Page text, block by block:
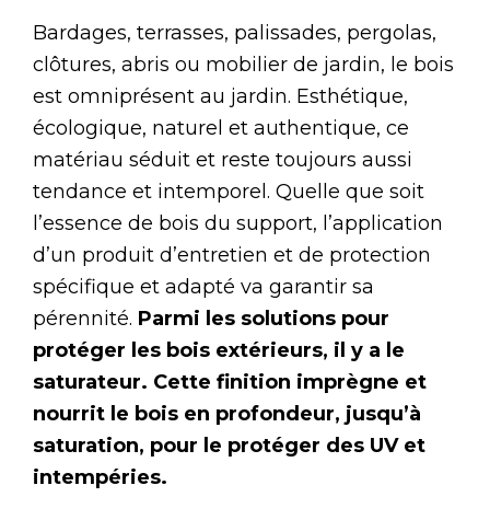
Bardages, terrasses, palissades, pergolas,
clôtures, abris ou mobilier de jardin, le bois
est omniprésent au jardin. Esthétique,
écologique, naturel et authentique, ce
matériau séduit et reste toujours aussi
tendance et intemporel. Quelle que soit
l’essence de bois du support, l’application
d’un produit d’entretien et de protection
spécifique et adapté va garantir sa
pérennité. Parmi les solutions pour
protéger les bois extérieurs, il y a le
saturateur. Cette finition imprègne et
nourrit le bois en profondeur, jusqu’à
saturation, pour le protéger des UV et
intempéries.